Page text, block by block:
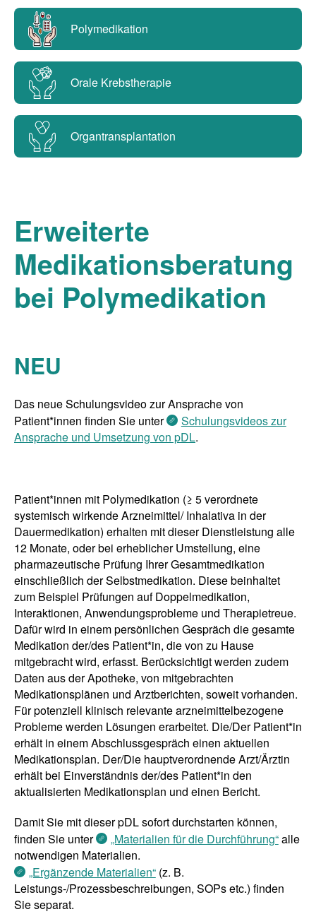
Polymedikation
Orale Krebstherapie
Organtransplantation
Erweiterte
Medikationsberatung
bei Polymedikation
NEU
Das neue Schulungsvideo zur Ansprache von
Patient*innen finden Sie unter
Schulungsvideos zur
Ansprache und Umsetzung von pDL.
Patient*innen mit Polymedikation (≥ 5 verordnete
systemisch wirkende Arzneimittel/ Inhalativa in der
Dauermedikation) erhalten mit dieser Dienstleistung alle
12 Monate, oder bei erheblicher Umstellung, eine
pharmazeutische Prüfung Ihrer Gesamtmedikation
einschließlich der Selbstmedikation. Diese beinhaltet
zum Beispiel Prüfungen auf Doppelmedikation,
Interaktionen, Anwendungsprobleme und Therapietreue.
Dafür wird in einem persönlichen Gespräch die gesamte
Medikation der/des Patient*in, die von zu Hause
mitgebracht wird, erfasst. Berücksichtigt werden zudem
Daten aus der Apotheke, von mitgebrachten
Medikationsplänen und Arztberichten, soweit vorhanden.
Für potenziell klinisch relevante arzneimittelbezogene
Probleme werden Lösungen erarbeitet. Die/Der Patient*in
erhält in einem Abschlussgespräch einen aktuellen
Medikationsplan. Der/Die hauptverordnende Arzt/Ärztin
erhält bei Einverständnis der/des Patient*in den
aktualisierten Medikationsplan und einen Bericht.
Damit Sie mit dieser pDL sofort durchstarten können,
finden Sie unter
„Materialien für die Durchführung“alle
notwendigen Materialien.
„Ergänzende Materialien“(z. B.
Leistungs-/Prozessbeschreibungen, SOPs etc.) finden
Sie separat.